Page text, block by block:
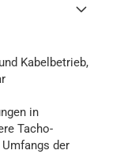
Kabelbetrieb,
in
Tacho-
der